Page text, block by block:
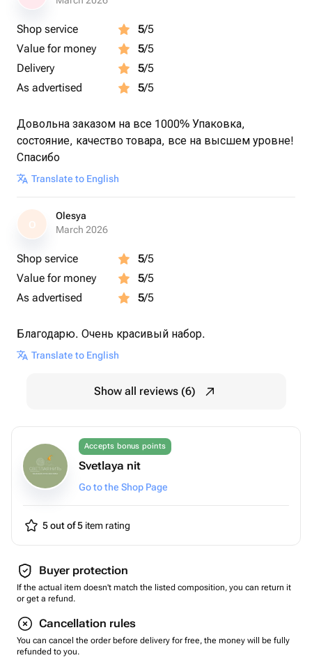
Shop service 5/5
Value for money
5/5
Delivery
5/5
As advertised
5/5
Довольна заказом на все 1000% Упаковка,
состояние, качество товара, все на высшем уровне!
Спасибо
Translate to English
O
Olesya
March 2026
Shop service 5/5
Value for money
5/5
As advertised
5/5
Благодарю. Очень красивый набор.
Translate to English
Show all reviews (6)
Accepts bonus points
Svetlaya nit
Go to the Shop Page
5 out of 5 item rating
Buyer protection
If the actual item doesn't match the listed composition, you can return it
or get a refund.
Cancellation rules
You can cancel the order before delivery for free, the money will be fully
refunded to you.